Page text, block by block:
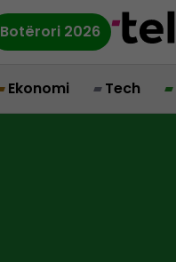
Botërori 2026
Ekonomi Tech